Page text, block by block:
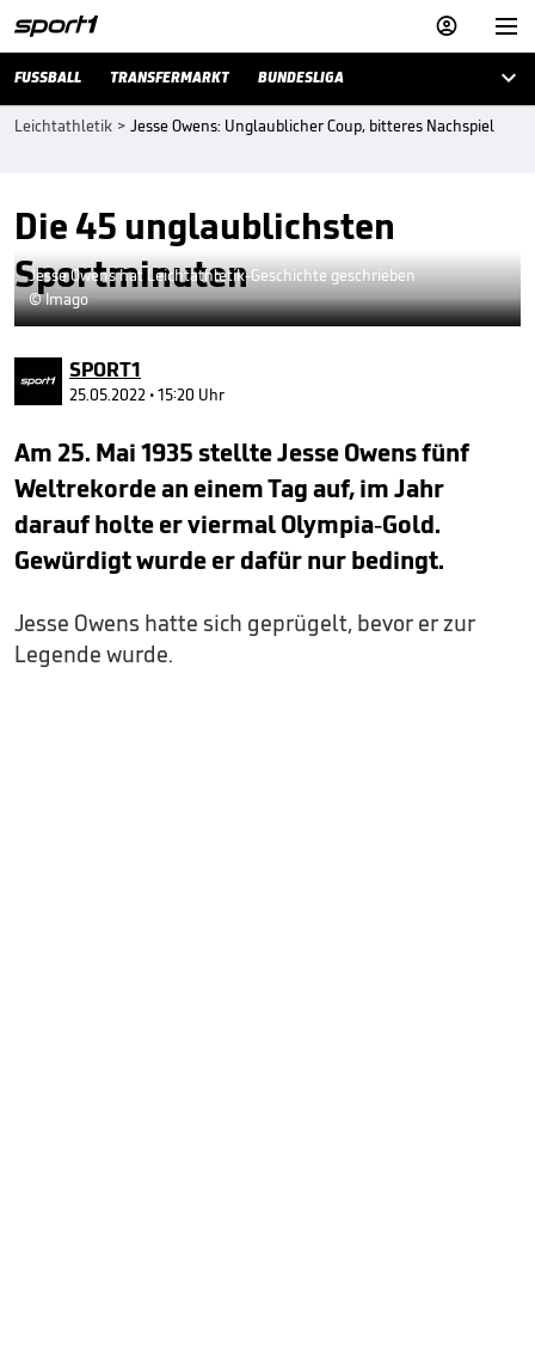


FUSSBALL TRANSFERMARKT BUNDESLIGA 
Leichtathletik > Jesse Owens: Unglaublicher Coup, bitteres Nachspiel
Die 45 unglaublichsten
Sportminuten
Jesse Owens hat Leichtathletik-Geschichte geschrieben
© Imago
SPORT1
25.05.2022 • 15:20 Uhr
Am 25. Mai 1935 stellte Jesse Owens fünf
Weltrekorde an einem Tag auf, im Jahr
darauf holte er viermal Olympia-Gold.
Gewürdigt wurde er dafür nur bedingt.
Jesse Owens hatte sich geprügelt, bevor er zur
Legende wurde.